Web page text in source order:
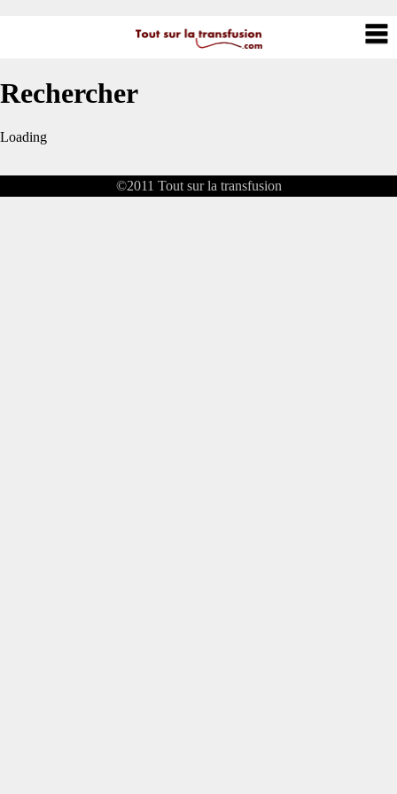
Rechercher
Loading
©2011 Tout sur la transfusion